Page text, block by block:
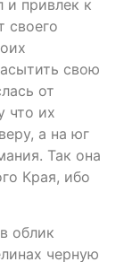
и привлек к
своего
свою
от
что их
а на юг
Так она
Края, ибо
облик
черную